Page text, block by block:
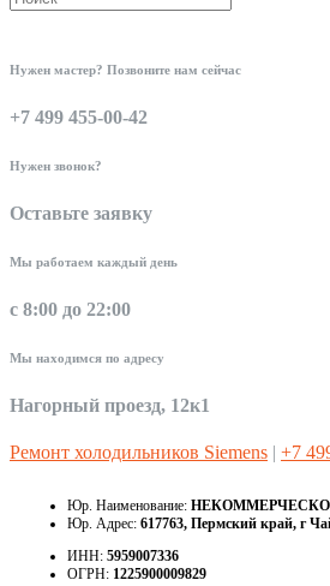
Нужен мастер? Позвоните нам сейчас
+7 499 455-00-42
Нужен звонок?
Оставьте заявку
Мы работаем каждый день
с 8:00 до 22:00
Мы находимся по адресу
Нагорный проезд, 12к1
Ремонт холодильников Siemens | +7
Юр. Наименование:
Юр. Адрес: 617763, Пермский край, г
ИНН: 5959007336
ОГРН: 1225900009829